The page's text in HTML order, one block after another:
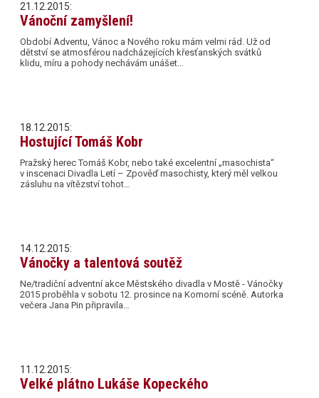
21.12.2015:
Vánoční zamyšlení!
Období Adventu, Vánoc a Nového roku mám velmi rád. Už od
dětství se atmosférou nadcházejících křesťanských svátků
klidu, míru a pohody nechávám unášet…
18.12.2015:
Hostující Tomáš Kobr
Pražský herec Tomáš Kobr, nebo také excelentní „masochista“
v inscenaci Divadla Letí – Zpověď masochisty, který měl velkou
zásluhu na vítězství tohot…
14.12.2015:
Vánočky a talentová soutěž
Ne/tradiční adventní akce Městského divadla v Mostě - Vánočky
2015 proběhla v sobotu 12. prosince na Komorní scéně. Autorka
večera Jana Pin připravila…
11.12.2015:
Velké plátno Lukáše Kopeckého